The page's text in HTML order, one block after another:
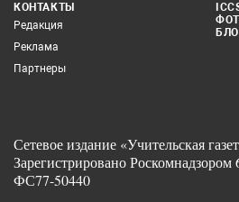
КОНТАКТЫ
Редакция
Реклама
Партнеры
Сетевое издание «Учительская
Зарегистрировано
ФС77-50440